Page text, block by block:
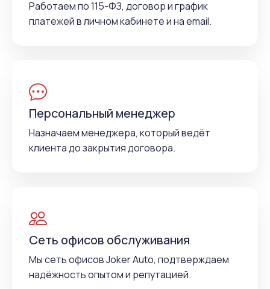
Работаем по 115-ФЗ, договор и график
платежей в личном кабинете и на email.
Персональный менеджер
Назначаем менеджера, который ведёт
клиента до закрытия договора.
Сеть офисов обслуживания
Мы сеть офисов Joker Auto, подтверждаем
надёжность опытом и репутацией.